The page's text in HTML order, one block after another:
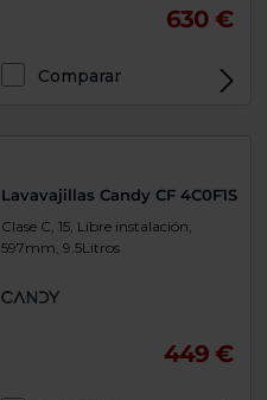
630 €
Comparar
Lavavajillas Candy CF 4C0F1S
Clase C, 15, Libre instalación,
597mm, 9.5Litros
449 €